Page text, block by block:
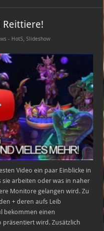
Reittiere!
- HotS,Slideshow
Video ein paar Einblicke in
sie arbeiten oder was in naher
Monitore gelangen wird. Zu
+ deren aufs Leib
bekommen einen
präsentiert wird. Zusätzlich